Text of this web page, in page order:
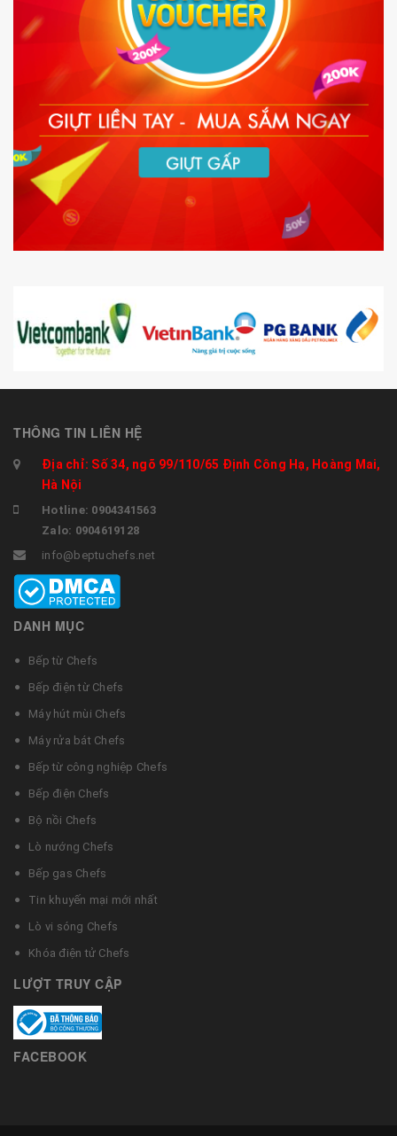
THÔNG TIN LIÊN HỆ
Địa chỉ: Số 34, ngõ 99/110/65 Định Công Hạ, Hoàng Mai,
Hà Nội
Hotline: 0904341563
Zalo: 0904619128
info@beptuchefs.net
DANH MỤC
Bếp từ Chefs
Bếp điện từ Chefs
Máy hút mùi Chefs
Máy rửa bát Chefs
Bếp từ công nghiệp Chefs
Bếp điện Chefs
Bộ nồi Chefs
Lò nướng Chefs
Bếp gas Chefs
Tin khuyến mại mới nhất
Lò vi sóng Chefs
Khóa điện tử Chefs
LƯỢT TRUY CẬP
FACEBOOK